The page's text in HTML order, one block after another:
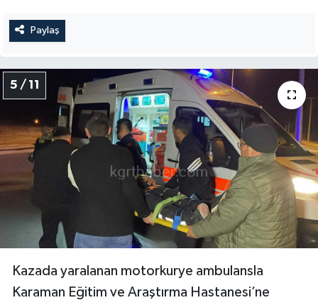
Paylaş
5 / 11
Kazada yaralanan motorkurye ambulansla
Karaman Eğitim ve Araştırma Hastanesi’ne